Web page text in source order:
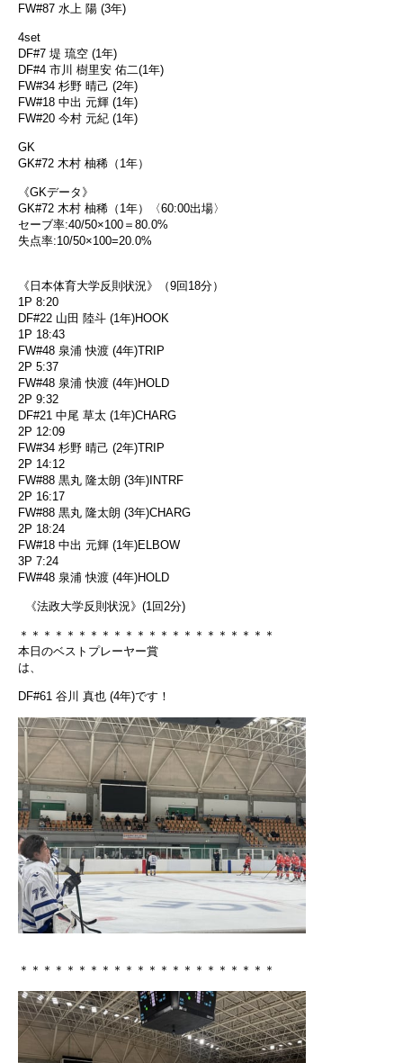
FW#87 水上 陽 (3年)
4set
DF#7 堤 琉空 (1年)
DF#4 市川 樹里安 佑二(1年)
FW#34 杉野 晴己 (2年)
FW#18 中出 元輝 (1年)
FW#20 今村 元紀 (1年)
GK
GK#72 木村 柚稀（1年）
《GKデータ》
GK#72 木村 柚稀（1年）〈60:00出場〉
セーブ率:40/50×100＝80.0%
失点率:10/50×100=20.0%
《日本体育大学反則状況》（9回18分）
1P 8:20
DF#22 山田 陸斗 (1年)HOOK
1P 18:43
FW#48 泉浦 快渡 (4年)TRIP
2P 5:37
FW#48 泉浦 快渡 (4年)HOLD
2P 9:32
DF#21 中尾 草太 (1年)CHARG
2P 12:09
FW#34 杉野 晴己 (2年)TRIP
2P 14:12
FW#88 黒丸 隆太朗 (3年)INTRF
2P 16:17
FW#88 黒丸 隆太朗 (3年)CHARG
2P 18:24
FW#18 中出 元輝 (1年)ELBOW
3P 7:24
FW#48 泉浦 快渡 (4年)HOLD
《法政大学反則状況》(1回2分)
＊＊＊＊＊＊＊＊＊＊＊＊＊＊＊＊＊＊＊＊＊＊
本日のベストプレーヤー賞
は、
DF#61 谷川 真也 (4年)です！
＊＊＊＊＊＊＊＊＊＊＊＊＊＊＊＊＊＊＊＊＊＊